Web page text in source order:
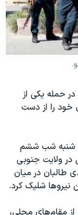
حمله یکی از
را از دست
شنبه شب ششم
در ولایت جنوبی
طالبان در میان
نیروها شلیک کرد.